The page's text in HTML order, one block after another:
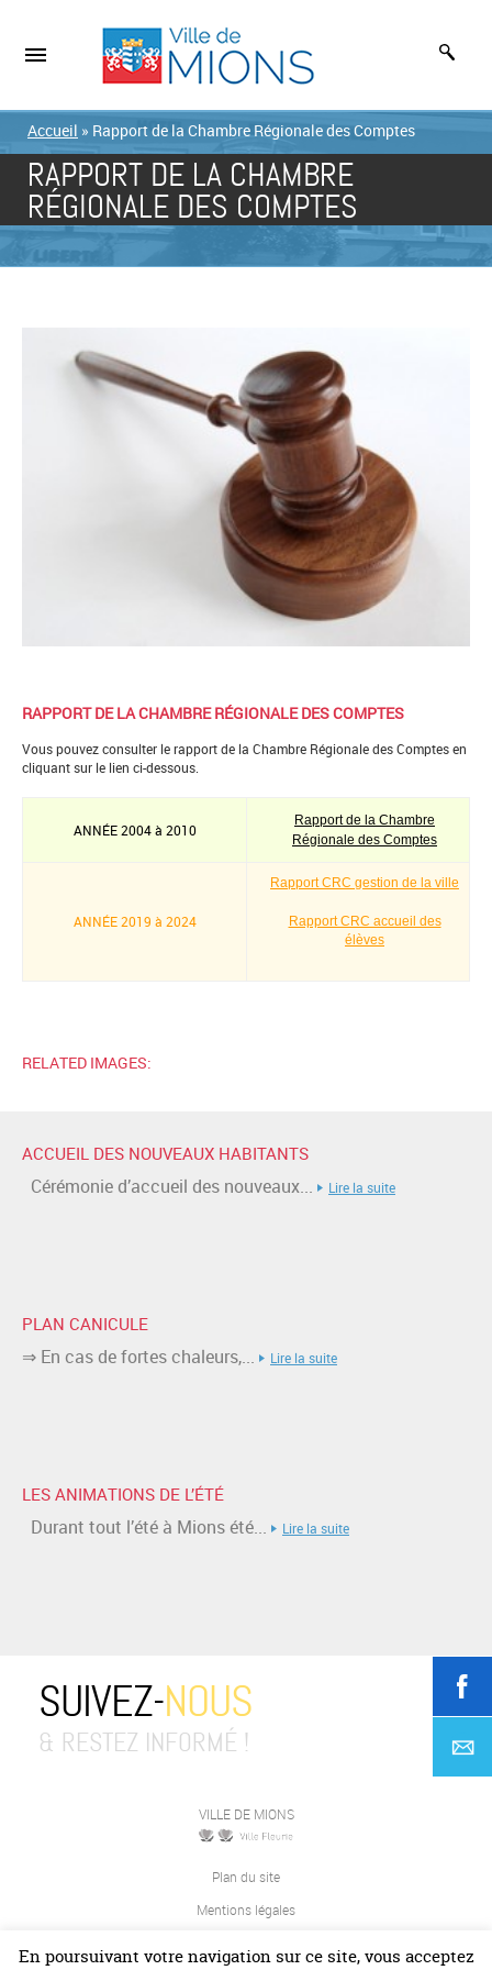
Accueil » Rapport de la Chambre Régionale des Comptes
RAPPORT DE LA CHAMBRE
RÉGIONALE DES COMPTES
RAPPORT DE LA CHAMBRE RÉGIONALE DES COMPTES
Vous pouvez consulter le rapport de la Chambre Régionale des Comptes en
cliquant sur le lien ci-dessous.
ANNÉE 2004 à 2010
Rapport de la Chambre
Régionale des Comptes
ANNÉE 2019 à 2024
Rapport CRC gestion de la ville
Rapport CRC accueil des
élèves
RELATED IMAGES:
ACCUEIL DES NOUVEAUX HABITANTS
Cérémonie d’accueil des nouveaux... Lire la suite
PLAN CANICULE
⇒ En cas de fortes chaleurs,... Lire la suite
LES ANIMATIONS DE L’ÉTÉ
Durant tout l’été à Mions été... Lire la suite
SUIVEZ-NOUS
& RESTEZ INFORMÉ !
VILLE DE MIONS
Plan du site
Mentions légales
En poursuivant votre navigation sur ce site, vous acceptez